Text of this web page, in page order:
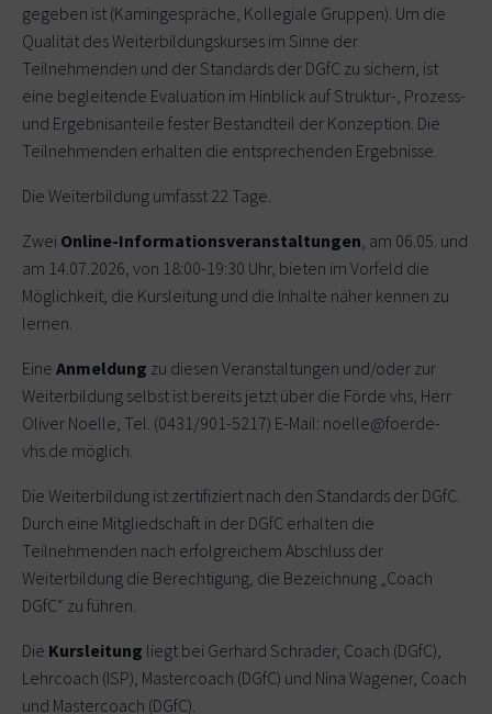
gegeben ist (Kamingespräche, Kollegiale Gruppen). Um die
Qualität des Weiterbildungskurses im Sinne der
Teilnehmenden und der Standards der DGfC zu sichern, ist
eine begleitende Evaluation im Hinblick auf Struktur-, Prozess-
und Ergebnisanteile fester Bestandteil der Konzeption. Die
Teilnehmenden erhalten die entsprechenden Ergebnisse.
Die Weiterbildung umfasst 22 Tage.
Zwei Online-Informationsveranstaltungen , am 06.05. und
am 14.07.2026, von 18:00-19:30 Uhr, bieten im Vorfeld die
Möglichkeit, die Kursleitung und die Inhalte näher kennen zu
lernen.
Eine Anmeldung zu diesen Veranstaltungen und/oder zur
Weiterbildung selbst ist bereits jetzt über die Förde vhs, Herr
Oliver Noelle, Tel. (0431/901-5217) E-Mail: noelle@foerde-
vhs.de möglich.
Die Weiterbildung ist zertifiziert nach den Standards der DGfC.
Durch eine Mitgliedschaft in der DGfC erhalten die
Teilnehmenden nach erfolgreichem Abschluss der
Weiterbildung die Berechtigung, die Bezeichnung „Coach
DGfC“ zu führen.
Die Kursleitung liegt bei Gerhard Schrader, Coach (DGfC),
Lehrcoach (ISP), Mastercoach (DGfC) und Nina Wagener, Coach
und Mastercoach (DGfC).